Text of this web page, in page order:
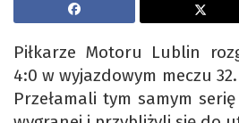
Piłkarze Motoru Lublin
4:0 w wyjazdowym meczu
Przełamali tym samym